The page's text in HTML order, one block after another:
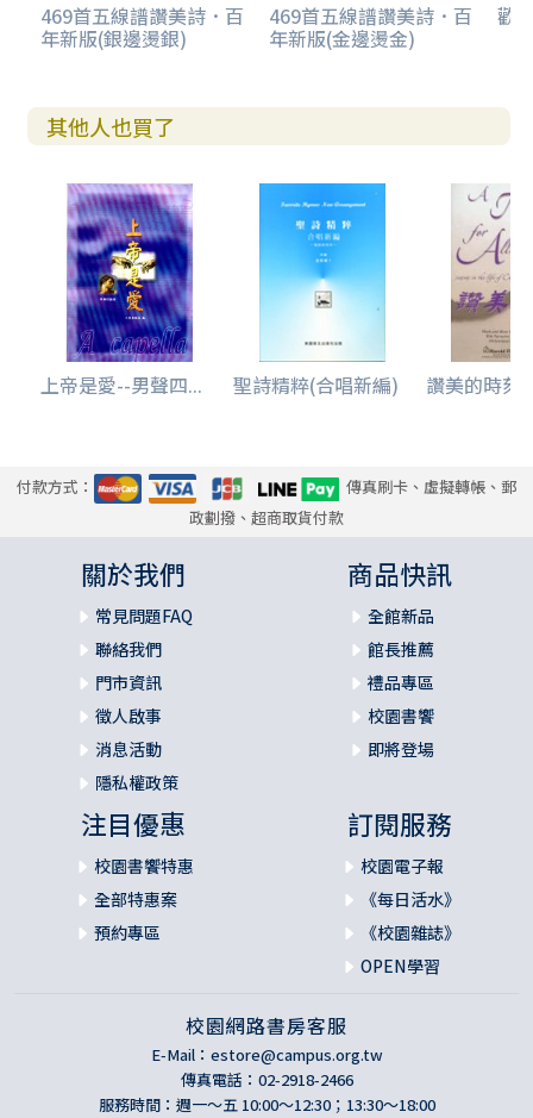
469首五線譜讚美詩．百
年新版(銀邊燙銀)
469首五線譜讚美詩．百
年新版(金邊燙金)
歡
其他人也買了
上帝是愛--男聲四... 聖詩精粹(合唱新編) 讚美的時刻
付款方式：
傳真刷卡、虛擬轉帳、郵
政劃撥、超商取貨付款
關於我們
常見問題FAQ
聯絡我們
門市資訊
徵人啟事
消息活動
隱私權政策
商品快訊
全館新品
館長推薦
禮品專區
校園書饗
即將登場
注目優惠
校園書饗特惠
全部特惠案
預約專區
訂閱服務
校園電子報
《每日活水》
《校園雜誌》
OPEN學習
校園網路書房客服
E-Mail： estore@campus.org.tw
傳真電話：02-2918-2466
服務時間：週一～五 10:00～12:30；13:30～18:00